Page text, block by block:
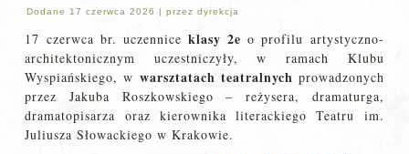
Dodane 17 czerwca 2026 |przez dyrekcja
17 czerwca br. uczennice klasy 2e o profilu artystyczno-
architektonicznym uczestniczyły, w ramach Klubu
Wyspiańskiego, w warsztatach teatralnych prowadzonych
przez Jakuba Roszkowskiego – reżysera, dramaturga,
dramatopisarza oraz kierownika literackiego Teatru im.
Juliusza Słowackiego w Krakowie.